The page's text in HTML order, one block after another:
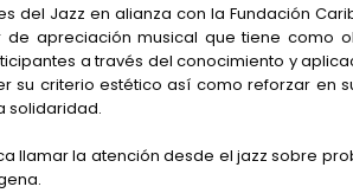
del Jazz en alianza con la Fundación
de apreciación musical que tiene como
a través del conocimiento y
su criterio estético así como reforzar en
solidaridad.
llamar la atención desde el jazz sobre